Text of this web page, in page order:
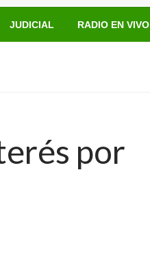
JUDICIAL RADIO EN VIVO
por